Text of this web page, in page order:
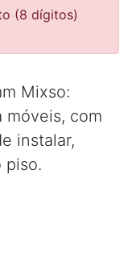
(8 dígitos)
Mixso:
móveis, com
instalar,
piso.